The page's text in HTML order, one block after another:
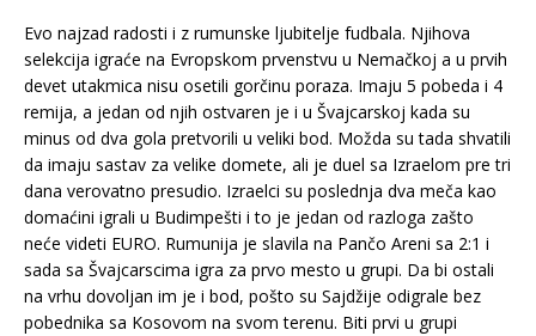
Evo najzad radosti i z rumunske ljubitelje fudbala. Njihova
selekcija igraće na Evropskom prvenstvu u Nemačkoj a u prvih
devet utakmica nisu osetili gorčinu poraza. Imaju 5 pobeda i 4
remija, a jedan od njih ostvaren je i u Švajcarskoj kada su
minus od dva gola pretvorili u veliki bod. Možda su tada shvatili
da imaju sastav za velike domete, ali je duel sa Izraelom pre tri
dana verovatno presudio. Izraelci su poslednja dva meča kao
domaćini igrali u Budimpešti i to je jedan od razloga zašto
neće videti EURO. Rumunija je slavila na Pančo Areni sa 2:1 i
sada sa Švajcarscima igra za prvo mesto u grupi. Da bi ostali
na vrhu dovoljan im je i bod, pošto su Sajdžije odigrale bez
pobednika sa Kosovom na svom terenu. Biti prvi u grupi